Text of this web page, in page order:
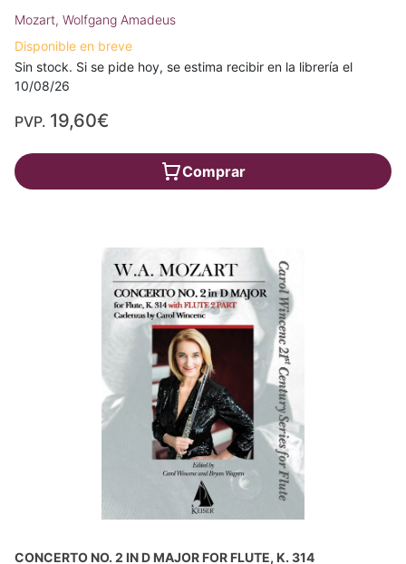
Mozart, Wolfgang Amadeus
Disponible en breve
Sin stock. Si se pide hoy, se estima recibir en la librería el
10/08/26
PVP. 19,60€
Comprar
CONCERTO NO. 2 IN D MAJOR FOR FLUTE, K. 314